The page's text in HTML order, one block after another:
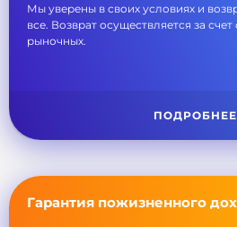
Мы уверены в своих условиях и
все. Возврат осуществляется за
рыночных.
ПОДРОБНЕЕ
Гарантия пожизненного